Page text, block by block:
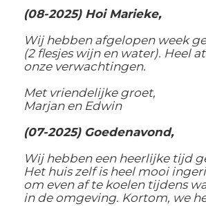
(08-2025) Hoi Marieke,
Wij hebben afgelopen week
(2 flesjes wijn en water). Heel
onze verwachtingen.
Met vriendelijke groet,
Marjan en Edwin
(07-2025) Goedenavond,
Wij hebben een heerlijke tijd
Het huis zelf is heel mooi
om even af te koelen tijdens
in de omgeving. Kortom, we